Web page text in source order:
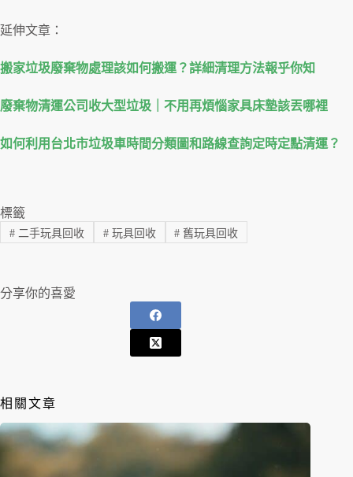
延伸文章：
搬家垃圾廢棄物處理該如何搬運？詳細清理方法報乎你知
廢棄物清運公司收大型垃圾｜不用再煩惱家具床墊該丟哪裡
如何利用台北市垃圾車時間分類圖和路線查詢定時定點清運？
標籤
#二手玩具回收 #玩具回收 # 舊玩具回收
分享你的喜愛
相關文章